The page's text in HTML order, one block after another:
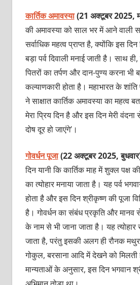
कार्तिक अमावस्या(21 अक्टूबर 2025,
की अमावस्या को साल भर में आने वाली
सर्वाधिक महत्व प्राप्त है, क्योंकि इस
बड़ा पर्व दिवाली मनाई जाती है। साथ
पितरों का तर्पण और दान-पुण्य करना
कल्याणकारी होता है। महाभारत के शांति
ने साक्षात कार्तिक अमावस्या का महत्व
मेरा प्रिय दिन है और इस दिन मेरी
दोष दूर हो जाएंगे’।
गोवर्धन पूजा(22 अक्टूबर 2025,
दिन यानी कि कार्तिक माह में शुक्ल पक्ष
का त्योहार मनाया जाता है। यह पर्व
होता है और इस दिन श्रीकृष्ण की पूजा
है। गोवर्धन का संबंध प्रकृति और
के नाम से भी जाना जाता है। यह त्योहार
जाता है, परंतु इसकी अलग ही रौनक
गोकुल, बरसाना आदि में देखने को मिलती
मान्यताओं के अनुसार, इस दिन भगवान